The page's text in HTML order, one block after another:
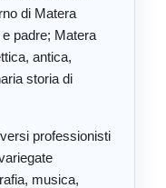
di Matera
padre; Matera
antica,
storia di
professionisti
musica,